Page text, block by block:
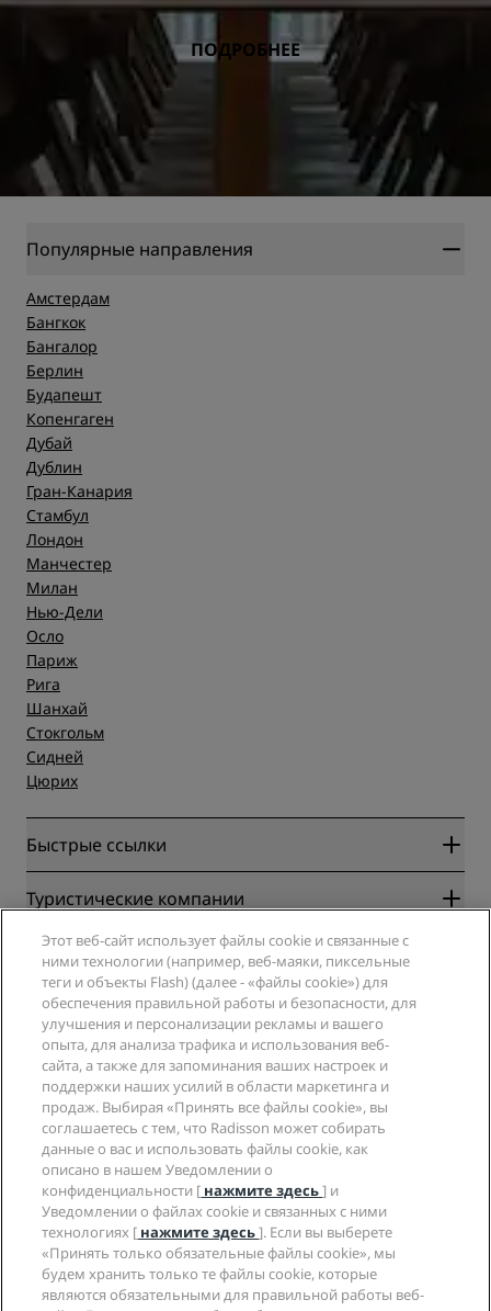
ПОДРОБНЕЕ
Популярные направления
Амстердам
Бангкок
Бангалор
Берлин
Будапешт
Копенгаген
Дубай
Дублин
Гран-Канария
Стамбул
Лондон
Манчестер
Милан
Нью-Дели
Осло
Париж
Рига
Шанхай
Стокгольм
Сидней
Цюрих
Быстрые ссылки
Radisson Rewards
Гарантия лучшей цены онлайн
Blog
Направления
Новые и будущие отели
Приложение Radisson Hotels
Отели со статусом Sports Approved
Отели для семейного отдыха
Охрана здоровья и безопасность
Туристические компании
Партнеры
Турагенты
Компания
Radisson Hotel Group
СМИ
Вакансии в RHG
Вакансии в PPHE
Вакансии в EHL
The Club by RHG
Возможности развития
Социально ответственный бизнес
Закупки
Юридическая информация
Центр конфиденциальности
Правовая оговорка
Условия и положения программы Radisson Rewards
Соглашение о пользовании сайтом
Цифровая доступность
Заявление о современном рабстве
Помощь
Уведомления для клиентов
Контактная информация
Часто задаваемые вопросы
Карта сайта
Социальные сети
Бренды Radisson Hotels
Этот веб-сайт использует файлы cookie и связанные с
ними технологии (например, веб-маяки, пиксельные
теги и объекты Flash) (далее - «файлы cookie») для
обеспечения правильной работы и безопасности, для
улучшения и персонализации рекламы и вашего
опыта, для анализа трафика и использования веб-
сайта, а также для запоминания ваших настроек и
поддержки наших усилий в области маркетинга и
продаж. Выбирая «Принять все файлы cookie», вы
соглашаетесь с тем, что Radisson может собирать
данные о вас и использовать файлы cookie, как
описано в нашем Уведомлении о
конфиденциальности [ нажмите здесь] и
Уведомлении о файлах cookie и связанных с ними
технологиях [ нажмите здесь]. Если вы выберете
«Принять только обязательные файлы cookie», мы
будем хранить только те файлы cookie, которые
являются обязательными для правильной работы веб-